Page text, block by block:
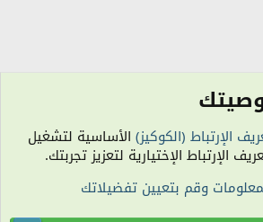
والشعر
الإرتباط (الكوكيز) الأساسية لتشغيل
الإرتباط الإختيارية لتعزيز تجربتك.
وقم بتعيين تفضيلاتك